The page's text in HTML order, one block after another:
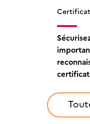
Certification
Vérifiez en
votre futur
reconnu par l’État
Certification
Votre futur
reconnu par l’État ?